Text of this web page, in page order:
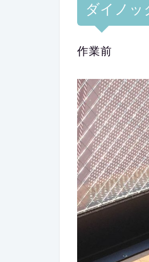
ダイノッ
作業前